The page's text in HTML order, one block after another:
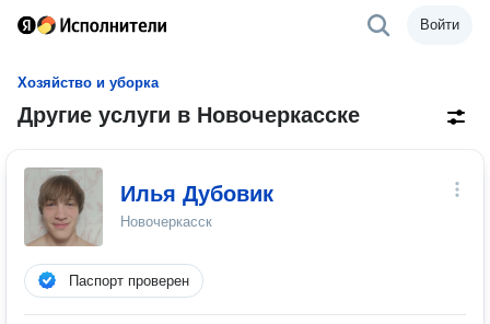
Войти
Хозяйство и уборка
Другие услуги в Новочеркасске
Илья Дубовик
Новочеркасск
Паспорт проверен